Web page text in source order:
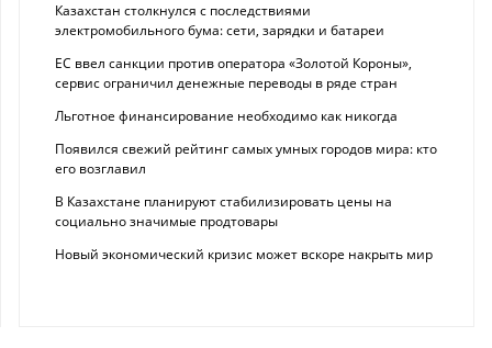
Казахстан столкнулся с последствиями
электромобильного бума: сети, зарядки и батареи
ЕС ввел санкции против оператора «Золотой Короны»,
сервис ограничил денежные переводы в ряде стран
Льготное финансирование необходимо как никогда
Появился свежий рейтинг самых умных городов мира: кто
его возглавил
В Казахстане планируют стабилизировать цены на
социально значимые продтовары
Новый экономический кризис может вскоре накрыть мир